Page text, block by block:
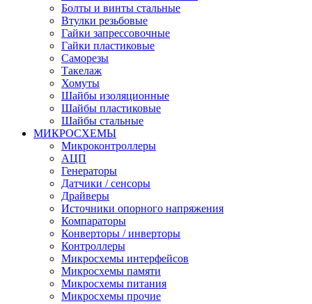
Болты и винты стальные
Втулки резьбовые
Гайки запрессовочные
Гайки пластиковые
Саморезы
Такелаж
Хомуты
Шайбы изоляционные
Шайбы пластиковые
Шайбы стальные
МИКРОСХЕМЫ
Микроконтроллеры
АЦП
Генераторы
Датчики / сенсоры
Драйверы
Источники опорного напряжения
Компараторы
Конверторы / инверторы
Контроллеры
Микросхемы интерфейсов
Микросхемы памяти
Микросхемы питания
Микросхемы прочие